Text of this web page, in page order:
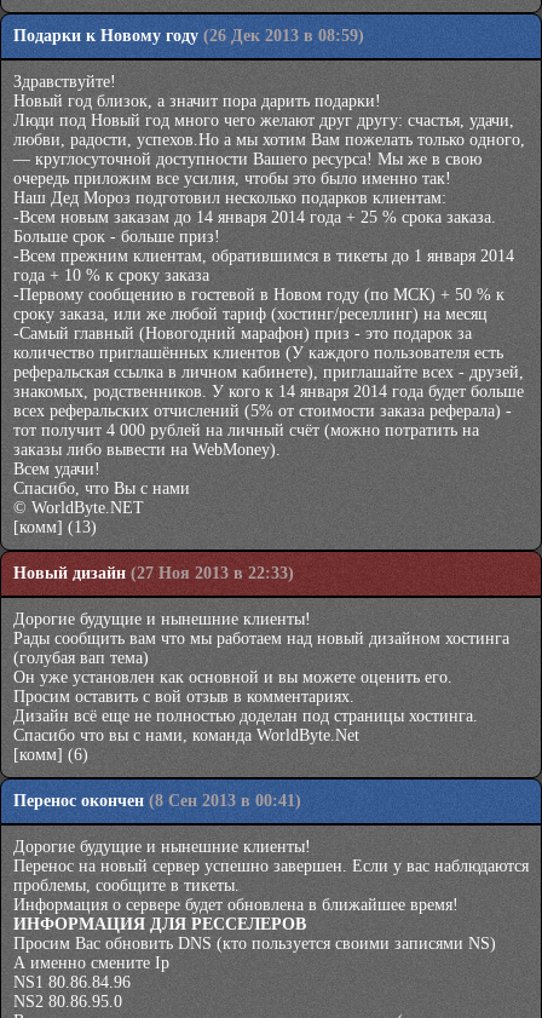
Подарки к Новому году (26 Дек 2013 в 08:59)
Здравствуйте!
Новый год близок, а значит пора дарить подарки!
Люди под Новый год много чего желают друг другу: счастья, удачи,
любви, радости, успехов.Но а мы хотим Вам пожелать только одного,
— круглосуточной доступности Вашего ресурса! Мы же в свою
очередь приложим все усилия, чтобы это было именно так!
Наш Дед Мороз подготовил несколько подарков клиентам:
-Всем новым заказам до 14 января 2014 года + 25 % срока заказа.
Больше срок - больше приз!
-Всем прежним клиентам, обратившимся в тикеты до 1 января 2014
года + 10 % к сроку заказа
-Первому сообщению в гостевой в Новом году (по МСК) + 50 % к
сроку заказа, или же любой тариф (хостинг/реселлинг) на месяц
-Самый главный (Новогодний марафон) приз - это подарок за
количество приглашённых клиентов (У каждого пользователя есть
реферальская ссылка в личном кабинете), приглашайте всех - друзей,
знакомых, родственников. У кого к 14 января 2014 года будет больше
всех реферальских отчислений (5% от стоимости заказа реферала) -
тот получит 4 000 рублей на личный счёт (можно потратить на
заказы либо вывести на WebMoney).
Всем удачи!
Спасибо, что Вы с нами
© WorldByte.NET
[комм] (13)
Новый дизайн (27 Ноя 2013 в 22:33)
Дорогие будущие и нынешние клиенты!
Рады сообщить вам что мы работаем над новый дизайном хостинга
(голубая вап тема)
Он уже установлен как основной и вы можете оценить его.
Просим оставить с вой отзыв в комментариях.
Дизайн всё еще не полностью доделан под страницы хостинга.
Спасибо что вы с нами, команда WorldByte.Net
[комм] (6)
Перенос окончен (8 Сен 2013 в 00:41)
Дорогие будущие и нынешние клиенты!
Перенос на новый сервер успешно завершен. Если у вас наблюдаются
проблемы, сообщите в тикеты.
Информация о сервере будет обновлена в ближайшее время!
ИНФОРМАЦИЯ ДЛЯ РЕССЕЛЕРОВ
Просим Вас обновить DNS (кто пользуется своими записями NS)
А именно смените Ip
NS1 80.86.84.96
NS2 80.86.95.0